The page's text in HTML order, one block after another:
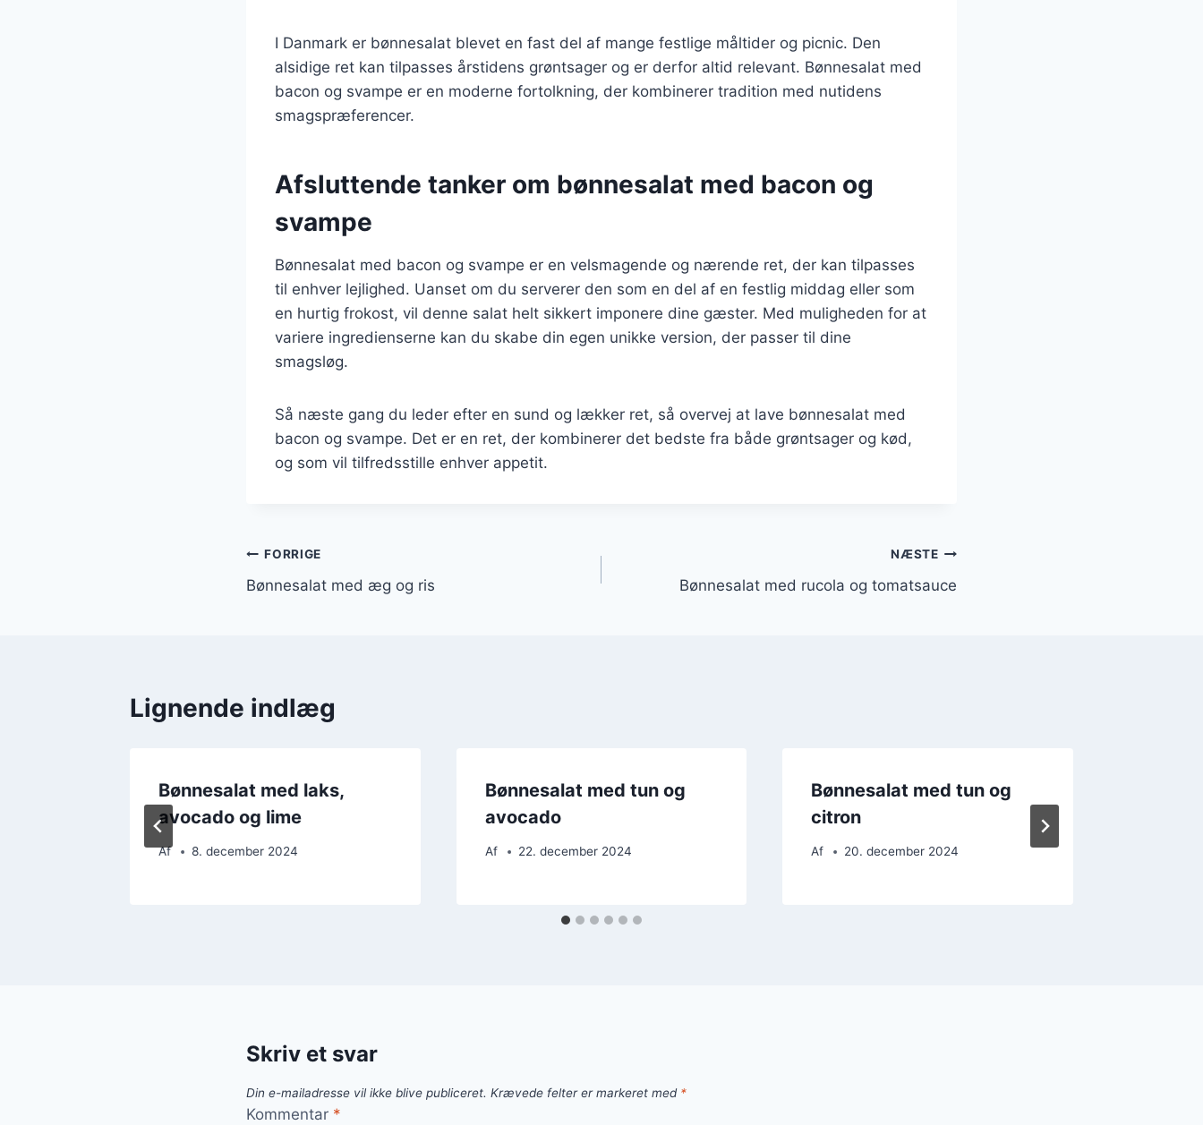
I Danmark er bønnesalat blevet en fast del af mange festlige måltider og picnic. Den
alsidige ret kan tilpasses årstidens grøntsager og er derfor altid relevant. Bønnesalat med
bacon og svampe er en moderne fortolkning, der kombinerer tradition med nutidens
smagspræferencer.
Afsluttende tanker om bønnesalat med bacon og
svampe
Bønnesalat med bacon og svampe er en velsmagende og nærende ret, der kan tilpasses
til enhver lejlighed. Uanset om du serverer den som en del af en festlig middag eller som
en hurtig frokost, vil denne salat helt sikkert imponere dine gæster. Med muligheden for at
variere ingredienserne kan du skabe din egen unikke version, der passer til dine
smagsløg.
Så næste gang du leder efter en sund og lækker ret, så overvej at lave bønnesalat med
bacon og svampe. Det er en ret, der kombinerer det bedste fra både grøntsager og kød,
og som vil tilfredsstille enhver appetit.
Indlægsnavigation
FORRIGE
Bønnesalat med æg og ris
NÆSTE
Bønnesalat med rucola og tomatsauce
Lignende indlæg
Bønnesalat med laks,
avocado og lime
Af 8. december 2024
Bønnesalat med tun og
avocado
Af 22. december 2024
Bønnesalat med tun og
citron
Af 20. december 2024
Skriv et svar
Din e-mailadresse vil ikke blive publiceret. Krævede felter er markeret med *
Kommentar *